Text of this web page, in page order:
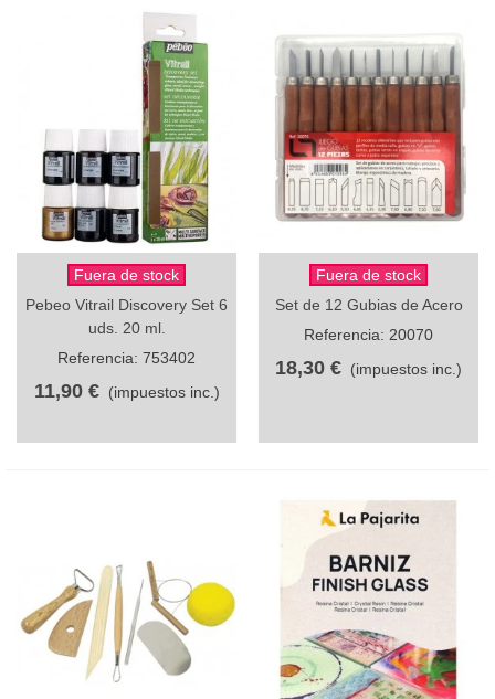
Fuera de stock
Pebeo Vitrail Discovery Set 6
uds. 20 ml.
Referencia: 753402
11,90 € (impuestos inc.)
Fuera de stock
Set de 12 Gubias de Acero
Referencia: 20070
18,30 € (impuestos inc.)